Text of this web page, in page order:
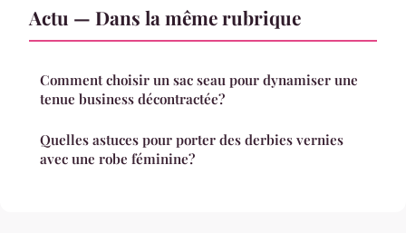
Actu — Dans la même rubrique
Comment choisir un sac seau pour dynamiser une
tenue business décontractée?
Quelles astuces pour porter des derbies vernies
avec une robe féminine?